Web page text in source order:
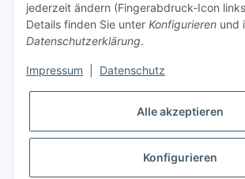
Informationen
Gesetzliche Informationen
* Alle Preise inkl. gesetzlicher USt., zzgl.Versand
jederzeit ändern (Fingerabdruck-Icon
Details finden Sie unter Konfigurieren und
Datenschutzerklärung.
Impressum Datenschutz
Alle akzeptieren
Konfigurieren